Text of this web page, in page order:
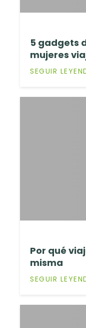
5 gadgets
mujeres
SEGUIR
Por qué
misma
SEGUIR